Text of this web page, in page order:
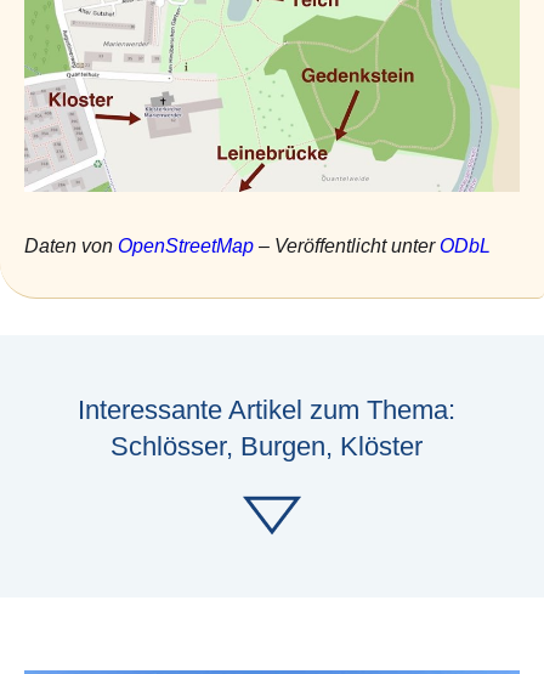
Daten von OpenStreetMap – Veröffentlicht unterODbL
Interessante Artikel zum Thema:
Schlösser, Burgen, Klöster